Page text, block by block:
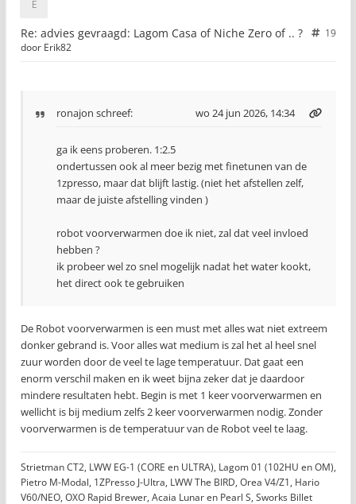
Re: advies gevraagd: Lagom Casa of Niche Zero of .. ?
19
door Erik82
ronajon schreef: wo 24 jun 2026, 14:34
ga ik eens proberen. 1:2.5
ondertussen ook al meer bezig met finetunen van de
1zpresso, maar dat blijft lastig. (niet het afstellen zelf,
maar de juiste afstelling vinden )
robot voorverwarmen doe ik niet, zal dat veel invloed
hebben ?
ik probeer wel zo snel mogelijk nadat het water kookt,
het direct ook te gebruiken
De Robot voorverwarmen is een must met alles wat niet extreem
donker gebrand is. Voor alles wat medium is zal het al heel snel
zuur worden door de veel te lage temperatuur. Dat gaat een
enorm verschil maken en ik weet bijna zeker dat je daardoor
mindere resultaten hebt. Begin is met 1 keer voorverwarmen en
wellicht is bij medium zelfs 2 keer voorverwarmen nodig. Zonder
voorverwarmen is de temperatuur van de Robot veel te laag.
Strietman CT2, LWW EG-1 (CORE en ULTRA), Lagom 01 (102HU en OM),
Pietro M-Modal, 1ZPresso J-Ultra, LWW The BIRD, Orea V4/Z1, Hario
V60/NEO, OXO Rapid Brewer, Acaia Lunar en Pearl S, Sworks Billet